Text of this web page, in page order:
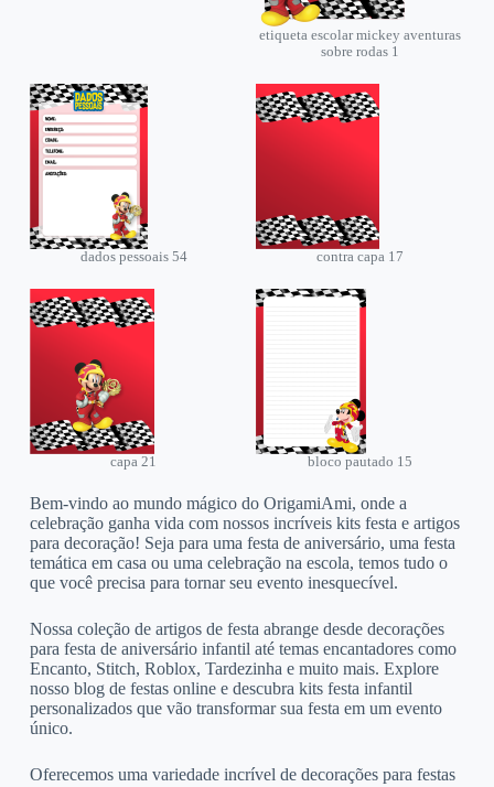
etiqueta escolar mickey aventuras
sobre rodas 1
dados pessoais 54 contra capa 17
capa 21 bloco pautado 15
Bem-vindo ao mundo mágico do OrigamiAmi, onde a
celebração ganha vida com nossos incríveis kits festa e artigos
para decoração! Seja para uma festa de aniversário, uma festa
temática em casa ou uma celebração na escola, temos tudo o
que você precisa para tornar seu evento inesquecível.
Nossa coleção de artigos de festa abrange desde decorações
para festa de aniversário infantil até temas encantadores como
Encanto, Stitch, Roblox, Tardezinha e muito mais. Explore
nosso blog de festas online e descubra kits festa infantil
personalizados que vão transformar sua festa em um evento
único.
Oferecemos uma variedade incrível de decorações para festas